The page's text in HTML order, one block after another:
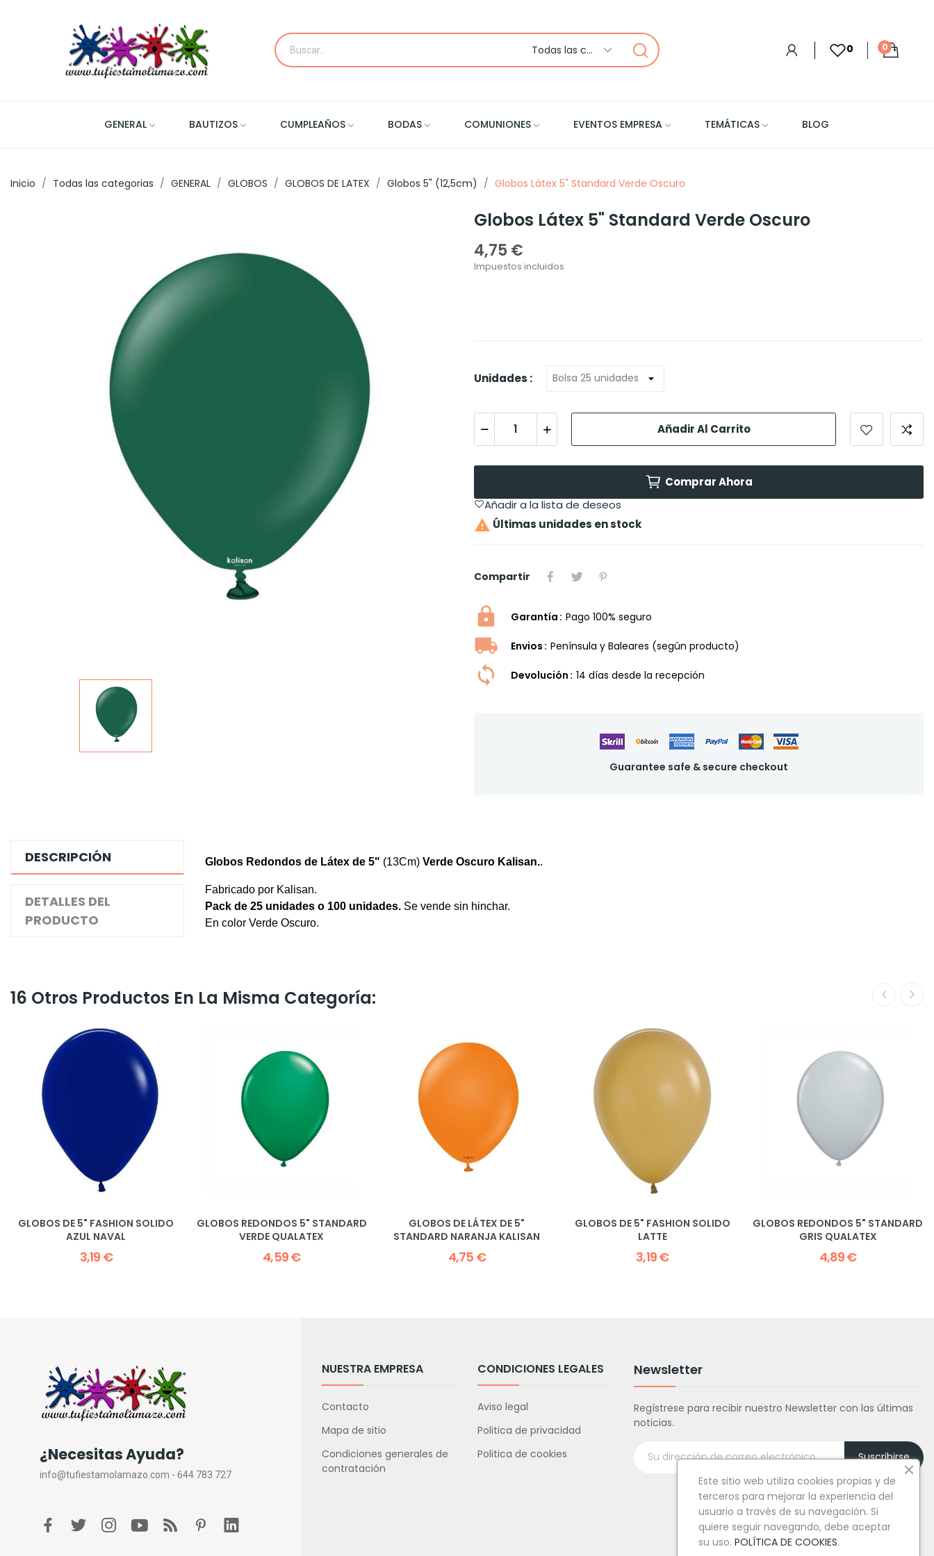
Todas las categorias 0 0
GENERAL BAUTIZOS CUMPLEAÑOS BODAS COMUNIONES EVENTOS EMPRESA TEMÁTICAS BLOG
Inicio Todas las categorias GENERAL GLOBOS GLOBOS DE LATEX Globos 5" (12,5cm) Globos Látex 5" Standard Verde Oscuro
Globos Látex 5" Standard Verde Oscuro
4,75 €
Impuestos incluidos
Unidades :
Añadir Al Carrito
Comprar Ahora
Añadir a la lista de deseos
 Últimas unidades en stock
Compartir
Garantía Pago 100% seguro
Envios Península y Baleares (según producto)
Devolución 14 dí­as desde la recepción
Guarantee safe & secure checkout
DESCRIPCIÓN
DETALLES DEL
PRODUCTO
Globos Redondos de Látex de 5" (13Cm) Verde Oscuro Kalisan..
Fabricado por Kalisan.
Pack de 25 unidades o 100 unidades. Se vende sin hinchar.
En color Verde Oscuro.
16 Otros Productos En La Misma Categoría:
GLOBOS DE 5" FASHION SOLIDO
AZUL NAVAL
3,19 €
GLOBOS REDONDOS 5" STANDARD
VERDE QUALATEX
4,59 €
GLOBOS DE LÁTEX DE 5"
STANDARD NARANJA KALISAN
4,75 €
GLOBOS DE 5" FASHION SOLIDO
LATTE
3,19 €
GLOBOS REDONDOS 5" STANDARD
GRIS QUALATEX
4,89 €
¿Necesitas Ayuda?
info@tufiestamolamazo.com - 644 783 727
NUESTRA EMPRESA
Contacto
Mapa de sitio
Condiciones generales de
contratación
CONDICIONES LEGALES
Aviso legal
Politica de privacidad
Politica de cookies
Newsletter
Regístrese para recibir nuestro Newsletter con las últimas
noticias.
Suscribirse
Este sitio web utiliza cookies propias y de
terceros para mejorar la experiencia del
usuario a través de su navegación. Si
quiere seguir navegando, debe aceptar
su uso. POLÍTICA DE COOKIES.